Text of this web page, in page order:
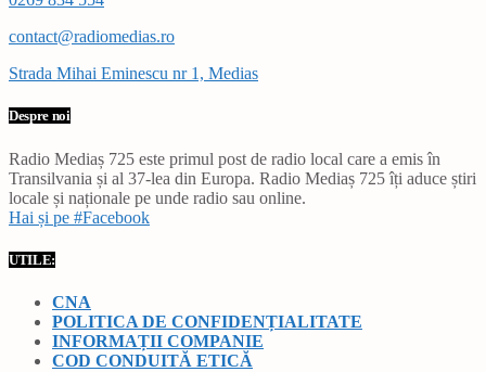
contact@radiomedias.ro
Strada Mihai Eminescu nr 1, Medias
Despre noi
Radio Mediaș 725 este primul post de radio local care a emis în
Transilvania și al 37-lea din Europa. Radio Mediaș 725 îți aduce știri
locale și naționale pe unde radio sau online.
Hai și pe #Facebook
UTILE:
CNA
POLITICA DE CONFIDENȚIALITATE
INFORMAȚII COMPANIE
COD CONDUITĂ ETICĂ